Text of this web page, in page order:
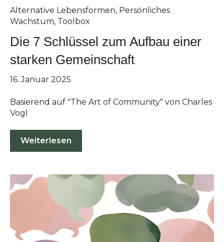
Alternative Lebensformen, Persönliches
Wachstum, Toolbox
Die 7 Schlüssel zum Aufbau einer
starken Gemeinschaft
16. Januar 2025
Basierend auf "The Art of Community" von Charles
Vogl
Weiterlesen